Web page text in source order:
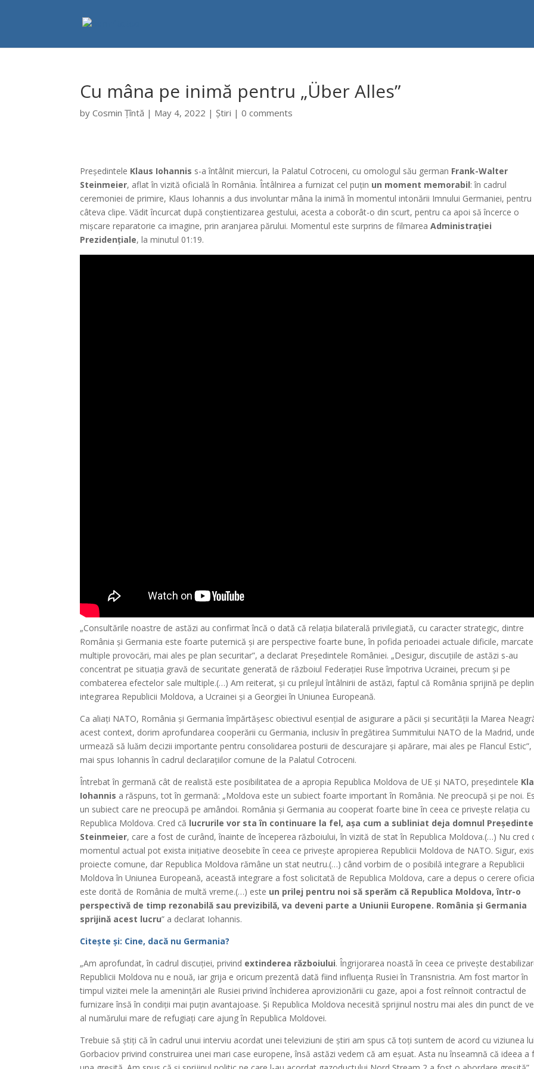
Cu mâna pe inimă pentru „Über Alles”
byCosmin Țîntă | May 4, 2022 |Știri |0 comments
Președintele Klaus Iohannis s-a întâlnit miercuri, la Palatul Cotroceni, cu omologul său german Frank-Walter
Steinmeier, aflat în vizită oficială în România. Întâlnirea a furnizat cel puțin un moment memorabil: în cadrul
ceremoniei de primire, Klaus Iohannis a dus involuntar mâna la inimă în momentul intonării Imnului Germaniei, pentru
câteva clipe. Vădit încurcat după conștientizarea gestului, acesta a coborât-o din scurt, pentru ca apoi să încerce o
mișcare reparatorie ca imagine, prin aranjarea părului. Momentul este surprins de filmareaAdministrației
Prezidențiale, la minutul 01:19.
„Consultările noastre de astăzi au confirmat încă o dată că relația bilaterală privilegiată, cu caracter strategic, dintre
România și Germania este foarte puternică și are perspective foarte bune, în pofida perioadei actuale dificile,
multiple provocări, mai ales pe plan securitar”, a declarat Președintele României. „Desigur, discuțiile de astăzi s-au
concentrat pe situația gravă de securitate generată de războiul Federației Ruse împotriva Ucrainei, precum și pe
combaterea efectelor sale multiple.(…) Am reiterat, și cu prilejul întâlnirii de astăzi, faptul că România sprijină pe deplin
integrarea Republicii Moldova, a Ucrainei și a Georgiei în Uniunea Europeană.
Ca aliați NATO, România și Germania împărtășesc obiectivul esențial de asigurare a păcii și securității la Marea
acest context, dorim aprofundarea cooperării cu Germania, inclusiv în pregătirea Summitului NATO de la Madrid, unde
urmează să luăm decizii importante pentru consolidarea posturii de descurajare și apărare, mai ales pe Flancul Estic”,
mai spus Iohannis în cadrul declarațiilor comune de la Palatul Cotroceni.
Întrebat în germană cât de realistă este posibilitatea de a apropia Republica Moldova de UE și NATO, președintele
Iohannis a răspuns, tot în germană: „Moldova este un subiect foarte important în România. Ne preocupă și pe noi.
un subiect care ne preocupă pe amândoi. România și Germania au cooperat foarte bine în ceea ce privește relația cu
Republica Moldova. Cred că lucrurile vor sta în continuare la fel, așa cum a subliniat deja domnul Președinte
Steinmeier, care a fost de curând, înainte de începerea războiului, în vizită de stat în Republica Moldova.(…) Nu cred
momentul actual pot exista inițiative deosebite în ceea ce privește apropierea Republicii Moldova de NATO. Sigur,
proiecte comune, dar Republica Moldova rămâne un stat neutru.(…) când vorbim de o posibilă integrare a Republicii
Moldova în Uniunea Europeană, această integrare a fost solicitată de Republica Moldova, care a depus o cerere
este dorită de România de multă vreme.(…) este un prilej pentru noi să sperăm că Republica Moldova, într-o
perspectivă de timp rezonabilă sau previzibilă, va deveni parte a Uniunii Europene. România și Germania
sprijină acest lucru” a declarat Iohannis.
Citește și: Cine, dacă nu Germania?
„Am aprofundat, în cadrul discuției, privind extinderea războiului. Îngrijorarea noastă în ceea ce privește
Republicii Moldova nu e nouă, iar grija e oricum prezentă dată fiind influența Rusiei în Transnistria. Am fost martor în
timpul vizitei mele la amenințări ale Rusiei privind închiderea aprovizionării cu gaze, apoi a fost reînnoit contractul de
furnizare însă în condiții mai puțin avantajoase. Și Republica Moldova necesită sprijinul nostru mai ales din punct de
al numărului mare de refugiați care ajung în Republica Moldovei.
Trebuie să știți că în cadrul unui interviu acordat unei televiziuni de știri am spus că toți suntem de acord cu viziunea lui
Gorbaciov privind construirea unei mari case europene, însă astăzi vedem că am eșuat. Asta nu înseamnă că ideea a